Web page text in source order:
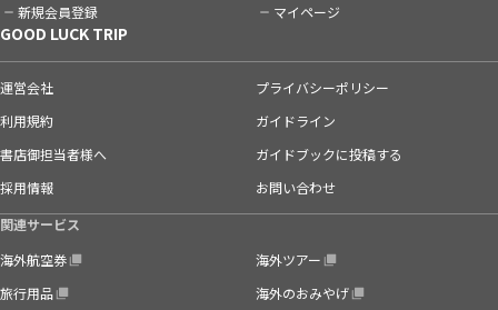
新規会員登録 マイページ
GOOD LUCK TRIP
運営会社
プライバシーポリシー
利用規約
ガイドライン
書店御担当者様へ
ガイドブックに投稿する
採用情報
お問い合わせ
関連サービス
海外航空券
海外ツアー
旅行用品
海外のおみやげ